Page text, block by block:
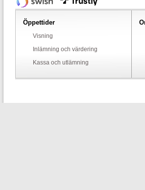
Öppettider
Visning
Inlämning och värdering
Kassa och utlämning